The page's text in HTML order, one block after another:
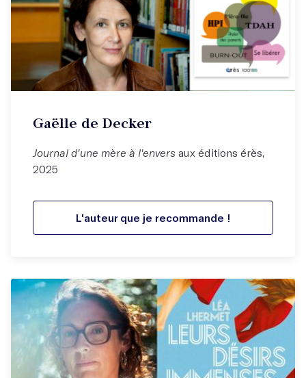
Gaëlle de Decker
Journal d'une mère à l'envers aux éditions érès,
2025
L'auteur que je recommande !